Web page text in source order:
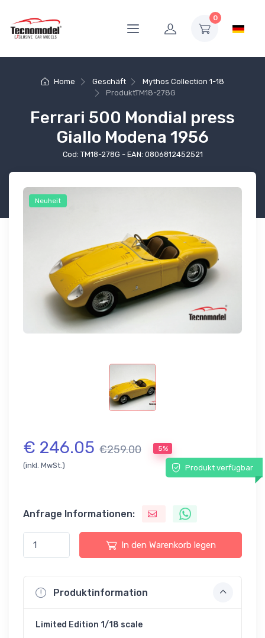
0
Home Geschäft
Mythos Collection 1-18
ProduktTM18-278G
Ferrari 500 Mondial press
Giallo Modena 1956
Cod: TM18-278G - EAN: 0806812452521
Neuheit
€ 246.05 €259.00 5%
(inkl. MwSt.) Produkt verfügbar
Anfrage Informationen:
In den Warenkorb legen
Produktinformation
Limited Edition 1/18 scale